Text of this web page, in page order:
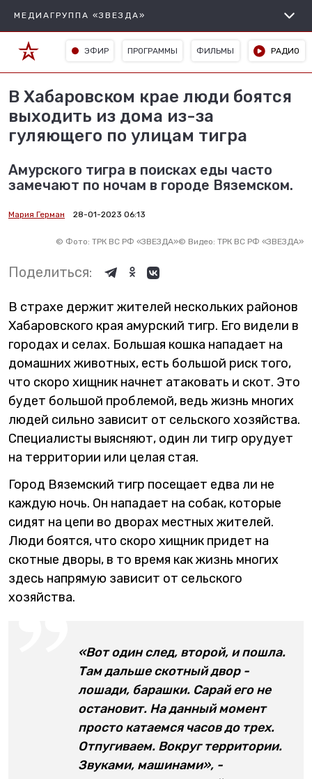
МЕДИАГРУППА «ЗВЕЗДА»
ЭФИР ПРОГРАММЫ ФИЛЬМЫ РАДИО
В Хабаровском крае люди боятся
выходить из дома из-за
гуляющего по улицам тигра
Амурского тигра в поисках еды часто
замечают по ночам в городе Вяземском.
Мария Герман 28-01-2023 06:13
© Фото: ТРК ВС РФ «ЗВЕЗДА»© Видео: ТРК ВС РФ «ЗВЕЗДА»
Поделиться:
В страхе держит жителей нескольких районов
Хабаровского края амурский тигр. Его видели в
городах и селах. Большая кошка нападает на
домашних животных, есть большой риск того,
что скоро хищник начнет атаковать и скот. Это
будет большой проблемой, ведь жизнь многих
людей сильно зависит от сельского хозяйства.
Специалисты выясняют, один ли тигр орудует
на территории или целая стая.
Город Вяземский тигр посещает едва ли не
каждую ночь. Он нападает на собак, которые
сидят на цепи во дворах местных жителей.
Люди боятся, что скоро хищник придет на
скотные дворы, в то время как жизнь многих
здесь напрямую зависит от сельского
хозяйства.
«Вот один след, второй, и пошла.
Там дальше скотный двор -
лошади, барашки. Сарай его не
остановит. На данный момент
просто катаемся часов до трех.
Отпугиваем. Вокруг территории.
Звуками, машинами», -